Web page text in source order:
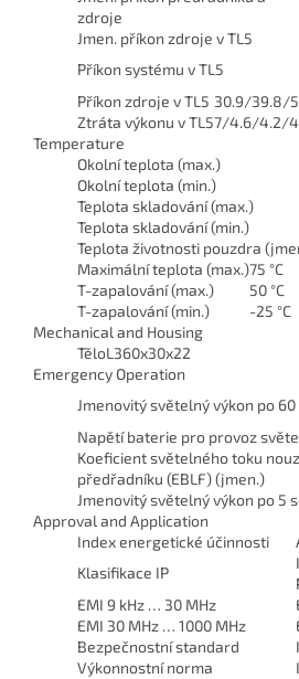
zdroje
Jmen. příkon zdroje v TL5
Příkon systému v TL5
Příkon zdroje v TL5 30.9/39.8/
Ztráta výkonu v TL57/4.6/4.2/
Temperature
Okolní teplota (max.)
Okolní teplota (min.)
Teplota skladování (max.)
Teplota skladování (min.)
Teplota životnosti pouzdra
Maximální teplota (max.)75 °C
T-zapalování (max.)
50 °C
T-zapalování (min.)
-25 °C
Mechanical and Housing
TěloL360x30x22
Emergency Operation
Jmenovitý světelný výkon po
Napětí baterie pro provoz
Koeficient světelného toku
předřadníku (EBLF) (jmen.)
Jmenovitý světelný výkon po 5
Approval and Application
Index energetické účinnosti
Klasifikace IP
EMI 9 kHz … 30 MHz
EMI 30 MHz … 1000 MHz
Bezpečnostní standard
Výkonnostní norma